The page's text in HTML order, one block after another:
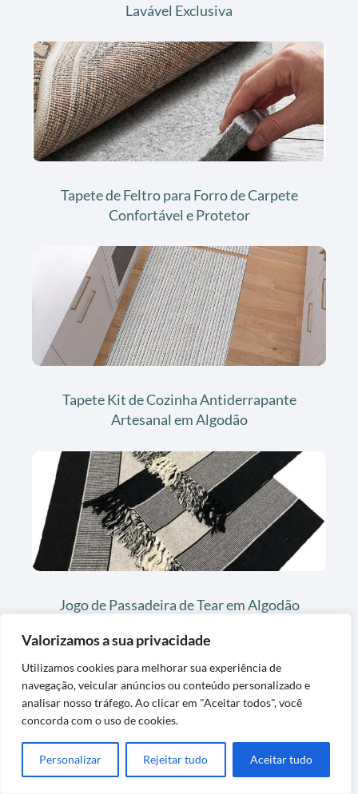
Valorizamos a sua privacidade
Utilizamos cookies para melhorar sua experiência de
navegação, veicular anúncios ou conteúdo personalizado e
analisar nosso tráfego. Ao clicar em "Aceitar todos", você
concorda com o uso de cookies.
Personalizar Rejeitar tudo Aceitar tudo
Lavável Exclusiva
Tapete de Feltro para Forro de Carpete
Confortável e Protetor
Tapete Kit de Cozinha Antiderrapante
Artesanal em Algodão
Jogo de Passadeira de Tear em Algodão